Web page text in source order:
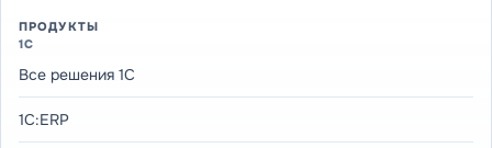
ПРОДУКТЫ
1С
Все решения 1С
1С:ERP